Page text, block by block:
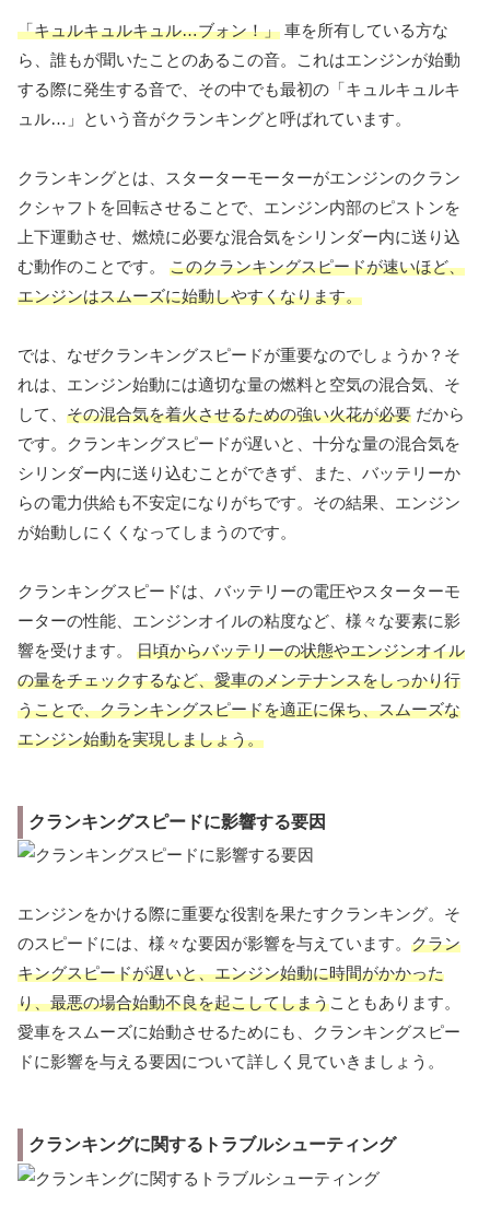
「キュルキュルキュル…ブォン！」 車を所有している方な
ら、誰もが聞いたことのあるこの音。これはエンジンが始動
する際に発生する音で、その中でも最初の「キュルキュルキ
ュル…」という音がクランキングと呼ばれています。
クランキングとは、スターターモーターがエンジンのクラン
クシャフトを回転させることで、エンジン内部のピストンを
上下運動させ、燃焼に必要な混合気をシリンダー内に送り込
む動作のことです。 このクランキングスピードが速いほど、
エンジンはスムーズに始動しやすくなります。
では、なぜクランキングスピードが重要なのでしょうか？そ
れは、エンジン始動には適切な量の燃料と空気の混合気、そ
して、 その混合気を着火させるための強い火花が必要 だから
です。クランキングスピードが遅いと、十分な量の混合気を
シリンダー内に送り込むことができず、また、バッテリーか
らの電力供給も不安定になりがちです。その結果、エンジン
が始動しにくくなってしまうのです。
クランキングスピードは、バッテリーの電圧やスターターモ
ーターの性能、エンジンオイルの粘度など、様々な要素に影
響を受けます。 日頃からバッテリーの状態やエンジンオイル
の量をチェックするなど、愛車のメンテナンスをしっかり行
うことで、クランキングスピードを適正に保ち、スムーズな
エンジン始動を実現しましょう。
クランキングスピードに影響する要因
エンジンをかける際に重要な役割を果たすクランキング。そ
のスピードには、様々な要因が影響を与えています。 クラン
キングスピードが遅いと、エンジン始動に時間がかかった
り、最悪の場合始動不良を起こしてしまうこともあります。
愛車をスムーズに始動させるためにも、クランキングスピー
ドに影響を与える要因について詳しく見ていきましょう。
クランキングに関するトラブルシューティング